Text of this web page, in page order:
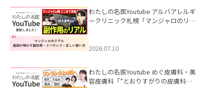
わたしの名医Youtube アルバアレルギ
ークリニック札幌「マンジャロのリア
た。
2026.07.10
わたしの名医Youtube めぐ皮膚科・美
容皮膚科「”とおりすがりの皮膚科